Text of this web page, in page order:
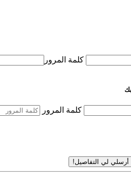
كلمة المرور
كلمة المرور
أرسلي لي التفاصيل!